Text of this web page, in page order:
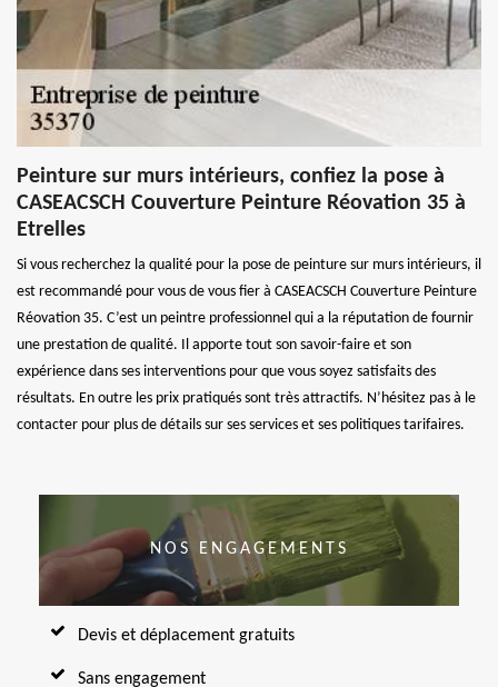
Peinture sur murs intérieurs, confiez la pose à
CASEACSCH Couverture Peinture Réovation 35 à
Etrelles
Si vous recherchez la qualité pour la pose de peinture sur murs intérieurs, il
est recommandé pour vous de vous fier à CASEACSCH Couverture Peinture
Réovation 35. C’est un peintre professionnel qui a la réputation de fournir
une prestation de qualité. Il apporte tout son savoir-faire et son
expérience dans ses interventions pour que vous soyez satisfaits des
résultats. En outre les prix pratiqués sont très attractifs. N’hésitez pas à le
contacter pour plus de détails sur ses services et ses politiques tarifaires.
NOS ENGAGEMENTS
Devis et déplacement gratuits
Sans engagement